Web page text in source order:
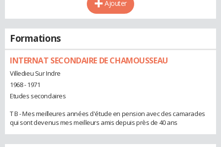
Ajouter
Formations
INTERNAT SECONDAIRE DE CHAMOUSSEAU
Villedieu Sur Indre
1968 - 1971
Etudes secondaires
T B - Mes meilleures années d'étude en pension avec des camarades
qui sont devenus mes meilleurs amis depuis près de 40 ans